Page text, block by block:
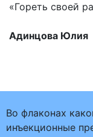
«Гореть своей
Адинцова Юлия
Во флаконах
инъекционные